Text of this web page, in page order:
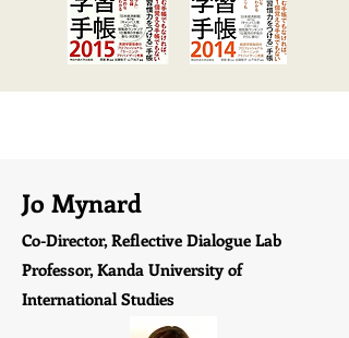
Jo Mynard
Co-Director, Reflective Dialogue Lab
​Professor,Kanda University of
International Studies